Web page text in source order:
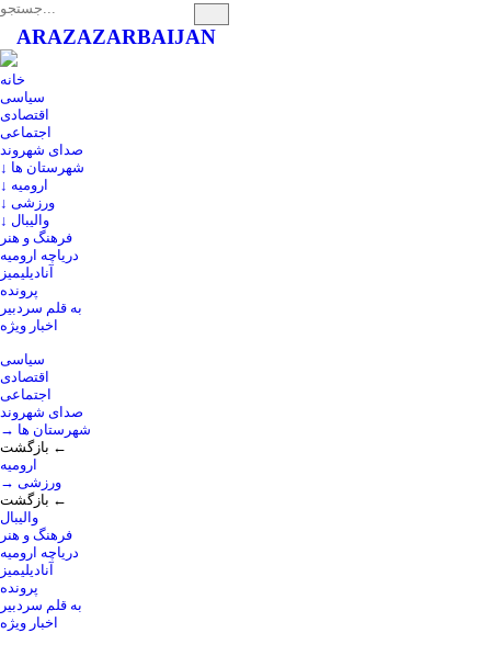
ARAZAZARBAIJAN
خانه
سیاسی
اقتصادی
اجتماعی
صدای شهروند
↓ شهرستان ها
↓ ارومیه
↓ ورزشی
↓ والیبال
فرهنگ و هنر
دریاچه ارومیه
آنادیلیمیز
پرونده
به قلم سردبیر
اخبار ویژه
سیاسی
اقتصادی
اجتماعی
صدای شهروند
→ شهرستان ها
بازگشت ←
ارومیه
→ ورزشی
بازگشت ←
والیبال
فرهنگ و هنر
دریاچه ارومیه
آنادیلیمیز
پرونده
به قلم سردبیر
اخبار ویژه